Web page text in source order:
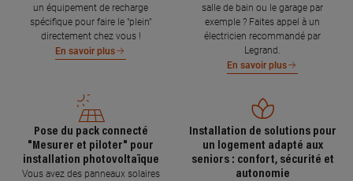
un équipement de recharge
spécifique pour faire le "plein"
directement chez vous !
En savoir plus
salle de bain ou le garage par
exemple ? Faites appel à un
électricien recommandé par
Legrand.
En savoir plus
Pose du pack connecté
"Mesurer et piloter" pour
installation photovoltaïque
Vous avez des panneaux solaires
Installation de solutions pour
un logement adapté aux
seniors : confort, sécurité et
autonomie